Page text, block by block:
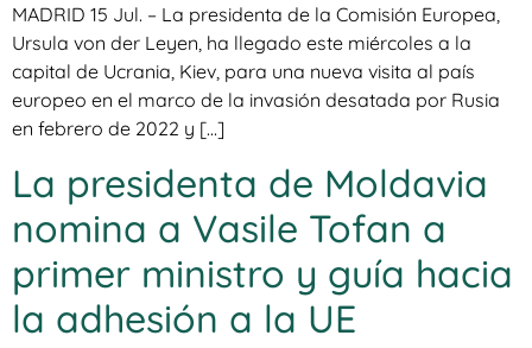
MADRID 15 Jul. – La presidenta de la Comisión Europea,
Ursula von der Leyen, ha llegado este miércoles a la
capital de Ucrania, Kiev, para una nueva visita al país
europeo en el marco de la invasión desatada por Rusia
en febrero de 2022 y […]
La presidenta de Moldavia
nomina a Vasile Tofan a
primer ministro y guía hacia
la adhesión a la UE